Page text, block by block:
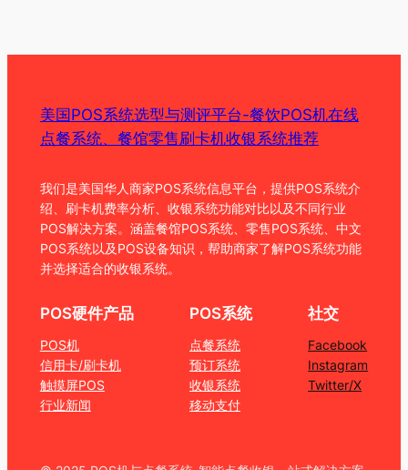
美国POS系统选型与测评平台-餐饮POS机在线
点餐系统、餐馆零售刷卡机收银系统推荐
我们是美国华人商家POS系统信息平台，提供POS系统介
绍、刷卡机费率分析、收银系统功能对比以及不同行业
POS解决方案。涵盖餐馆POS系统、零售POS系统、中文
POS系统以及POS设备知识，帮助商家了解POS系统功能
并选择适合的收银系统。
POS硬件产品
POS机
信用卡/刷卡机
触摸屏POS
行业新闻
POS系统
点餐系统
预订系统
收银系统
移动支付
社交
Facebook
Instagram
Twitter/X